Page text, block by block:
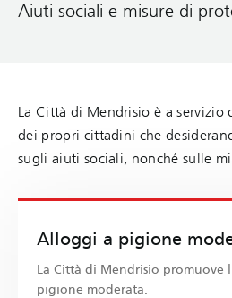
Aiuti sociali e misure di
La Città di Mendrisio è a
dei propri cittadini che
sugli aiuti sociali, nonché sulle
Alloggi a pigione
La Città di Mendrisio promuove
pigione moderata.